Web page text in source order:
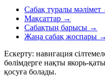
Сабақ туралы мәлімет
Мақсаттар →
Сабақтың барысы →
Жаңа сабақ жоспары →
Ескерту: навигация
бөлімдерге нақты якорь-
қосуға болады.